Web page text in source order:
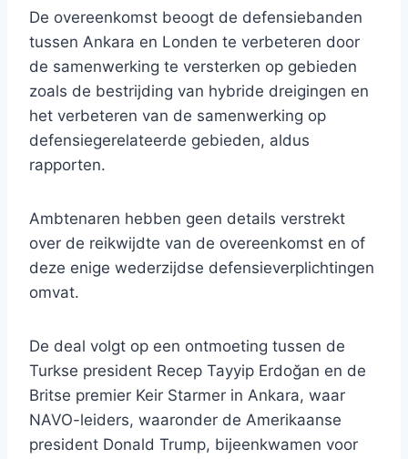
De overeenkomst beoogt de defensiebanden
tussen Ankara en Londen te verbeteren door
de samenwerking te versterken op gebieden
zoals de bestrijding van hybride dreigingen en
het verbeteren van de samenwerking op
defensiegerelateerde gebieden, aldus
rapporten.
Ambtenaren hebben geen details verstrekt
over de reikwijdte van de overeenkomst en of
deze enige wederzijdse defensieverplichtingen
omvat.
De deal volgt op een ontmoeting tussen de
Turkse president Recep Tayyip Erdoğan en de
Britse premier Keir Starmer in Ankara, waar
NAVO-leiders, waaronder de Amerikaanse
president Donald Trump, bijeenkwamen voor